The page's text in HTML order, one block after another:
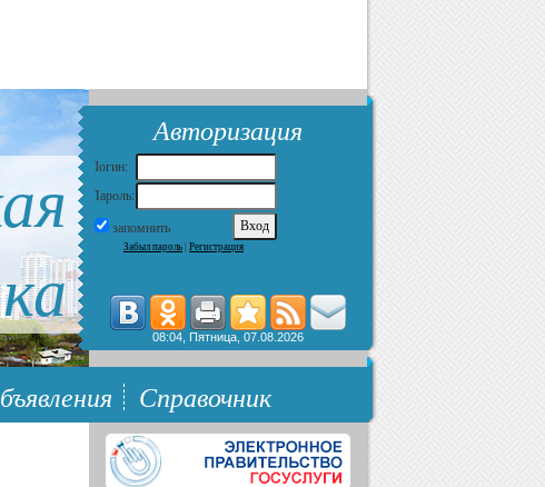
Авторизация
Логин:
Пароль:
запомнить
Забыл пароль Регистрация
08:04, Пятница, 07.08.2026
Справочник